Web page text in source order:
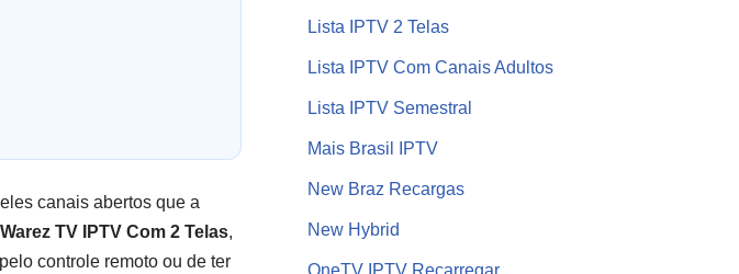
canais abertos que a
Warez TV IPTV Com 2 Telas,
controle remoto ou de ter
Lista IPTV 2 Telas
Lista IPTV Com Canais Adultos
Lista IPTV Semestral
Mais Brasil IPTV
New Braz Recargas
New Hybrid
OneTV IPTV Recarregar